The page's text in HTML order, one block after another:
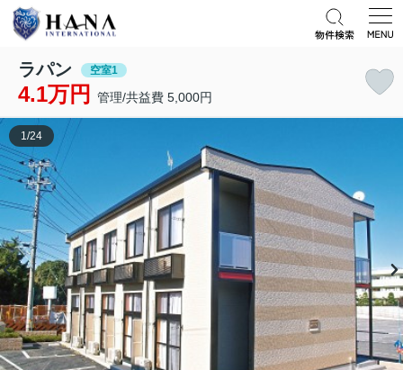
ラパン 空室1
4.1万円 管理/共益費 5,000円
1/24